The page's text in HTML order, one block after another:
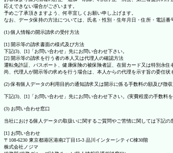
応えできない場合がございます。
予めご了承頂きますよう、何卒宜しくお願い申し上げます。
なお、データ保持の方法については、氏名・性別・生年月日・住所・電話
(1) 個人情報の開示請求の受付方法
[1] 開示等の請求書面の様式及び方法
下記(3)、[1]「お問い合わせ」先にお問い合わせ下さい。
[2] 開示等の請求を行う者の本人又は代理人の確認方法
運転免許証、パスポート、健康保険の被保険者証、在留カード又は特別永
尚、代理人が開示等の求めを行う場合は、本人からの代理を示す旨の委任状
(2) 保有個人データの利用目的の通知請求又は開示に係る手数料の額及び徴
下記(3)、[1]「お問い合わせ」先にお問い合わせ下さい。(実費程度の手数料
(3) お問い合わせ窓口
当社における個人データの取扱いに関するご質問やご苦情に関しては下記の
[1] お問い合わせ
〒108-6230 東京都港区港南2丁目15-3 品川インターシティC棟30階
株式会社ノジマ